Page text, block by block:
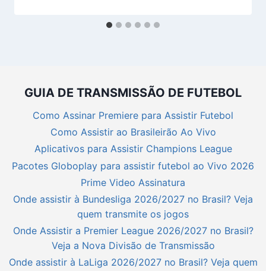
GUIA DE TRANSMISSÃO DE FUTEBOL
Como Assinar Premiere para Assistir Futebol
Como Assistir ao Brasileirão Ao Vivo
Aplicativos para Assistir Champions League
Pacotes Globoplay para assistir futebol ao Vivo 2026
Prime Video Assinatura
Onde assistir à Bundesliga 2026/2027 no Brasil? Veja
quem transmite os jogos
Onde Assistir a Premier League 2026/2027 no Brasil?
Veja a Nova Divisão de Transmissão
Onde assistir à LaLiga 2026/2027 no Brasil? Veja quem